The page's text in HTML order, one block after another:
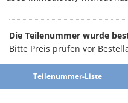
Die Teilenummer wurde
Bitte Preis prüfen vor
Teilenummer-Liste